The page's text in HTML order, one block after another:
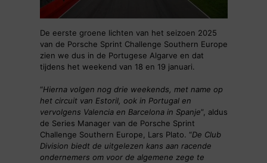
De eerste groene lichten van het seizoen 2025
van de Porsche Sprint Challenge Southern Europe
zien we dus in de Portugese Algarve en dat
tijdens het weekend van 18 en 19 januari.
“Hierna volgen nog drie weekends, met name op
het circuit van Estoril, ook in Portugal en
vervolgens Valencia en Barcelona in Spanje”, aldus
de Series Manager van de Porsche Sprint
Challenge Southern Europe, Lars Plato. “De Club
Division biedt de uitgelezen kans aan racende
ondernemers om voor de algemene zege te